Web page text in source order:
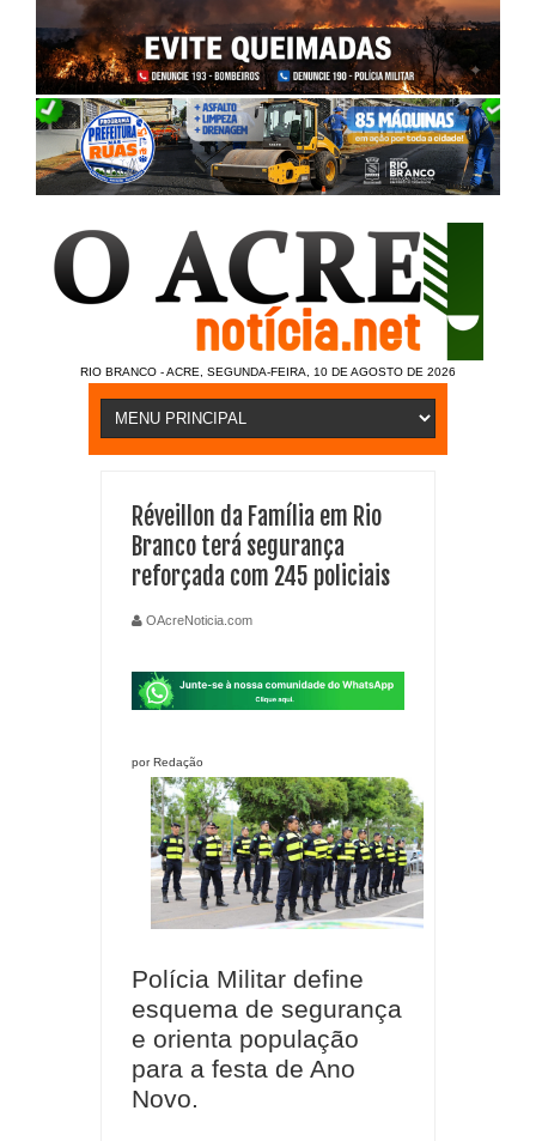
RIO BRANCO - ACRE, SEGUNDA-FEIRA, 10 DE AGOSTO DE 2026
Réveillon da Família em Rio
Branco terá segurança
reforçada com 245 policiais
OAcreNoticia.com
por Redação
Polícia Militar define
esquema de segurança
e orienta população
para a festa de Ano
Novo.